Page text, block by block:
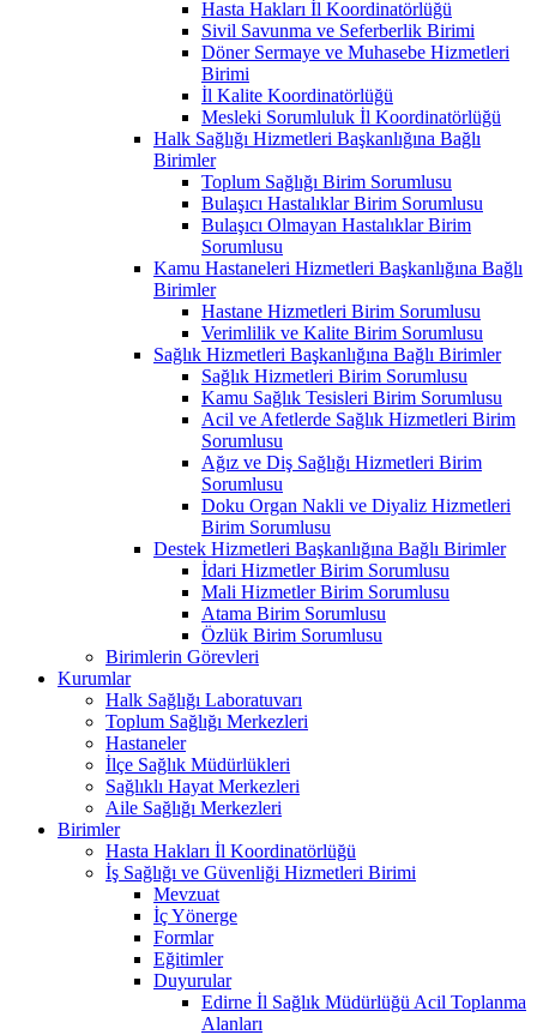
Hasta Hakları İl Koordinatörlüğü
Sivil Savunma ve Seferberlik Birimi
Döner Sermaye ve Muhasebe Hizmetleri
Birimi
İl Kalite Koordinatörlüğü
Mesleki Sorumluluk İl Koordinatörlüğü
Halk Sağlığı Hizmetleri Başkanlığına Bağlı
Birimler
Toplum Sağlığı Birim Sorumlusu
Bulaşıcı Hastalıklar Birim Sorumlusu
Bulaşıcı Olmayan Hastalıklar Birim
Sorumlusu
Kamu Hastaneleri Hizmetleri Başkanlığına Bağlı
Birimler
Hastane Hizmetleri Birim Sorumlusu
Verimlilik ve Kalite Birim Sorumlusu
Sağlık Hizmetleri Başkanlığına Bağlı Birimler
Sağlık Hizmetleri Birim Sorumlusu
Kamu Sağlık Tesisleri Birim Sorumlusu
Acil ve Afetlerde Sağlık Hizmetleri Birim
Sorumlusu
Ağız ve Diş Sağlığı Hizmetleri Birim
Sorumlusu
Doku Organ Nakli ve Diyaliz Hizmetleri
Birim Sorumlusu
Destek Hizmetleri Başkanlığına Bağlı Birimler
İdari Hizmetler Birim Sorumlusu
Mali Hizmetler Birim Sorumlusu
Atama Birim Sorumlusu
Özlük Birim Sorumlusu
Birimlerin Görevleri
Kurumlar
Halk Sağlığı Laboratuvarı
Toplum Sağlığı Merkezleri
Hastaneler
İlçe Sağlık Müdürlükleri
Sağlıklı Hayat Merkezleri
Aile Sağlığı Merkezleri
Birimler
Hasta Hakları İl Koordinatörlüğü
İş Sağlığı ve Güvenliği Hizmetleri Birimi
Mevzuat
İç Yönerge
Formlar
Eğitimler
Duyurular
Edirne İl Sağlık Müdürlüğü Acil Toplanma
Alanları